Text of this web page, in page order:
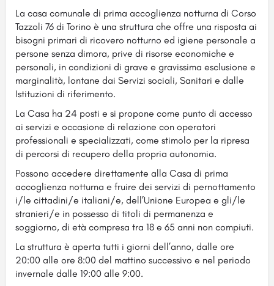
La casa comunale di prima accoglienza notturna di Corso
Tazzoli 76 di Torino è una struttura che offre una risposta ai
bisogni primari di ricovero notturno ed igiene personale a
persone senza dimora, prive di risorse economiche e
personali, in condizioni di grave e gravissima esclusione e
marginalità, lontane dai Servizi sociali, Sanitari e dalle
Istituzioni di riferimento.
La Casa ha 24 posti e si propone come punto di accesso
ai servizi e occasione di relazione con operatori
professionali e specializzati, come stimolo per la ripresa
di percorsi di recupero della propria autonomia.
Possono accedere direttamente alla Casa di prima
accoglienza notturna e fruire dei servizi di pernottamento
i/le cittadini/e italiani/e, dell’Unione Europea e gli/le
stranieri/e in possesso di titoli di permanenza e
soggiorno, di età compresa tra 18 e 65 anni non compiuti.
La struttura è aperta tutti i giorni dell’anno, dalle ore
20:00 alle ore 8:00 del mattino successivo e nel periodo
invernale dalle 19:00 alle 9:00.